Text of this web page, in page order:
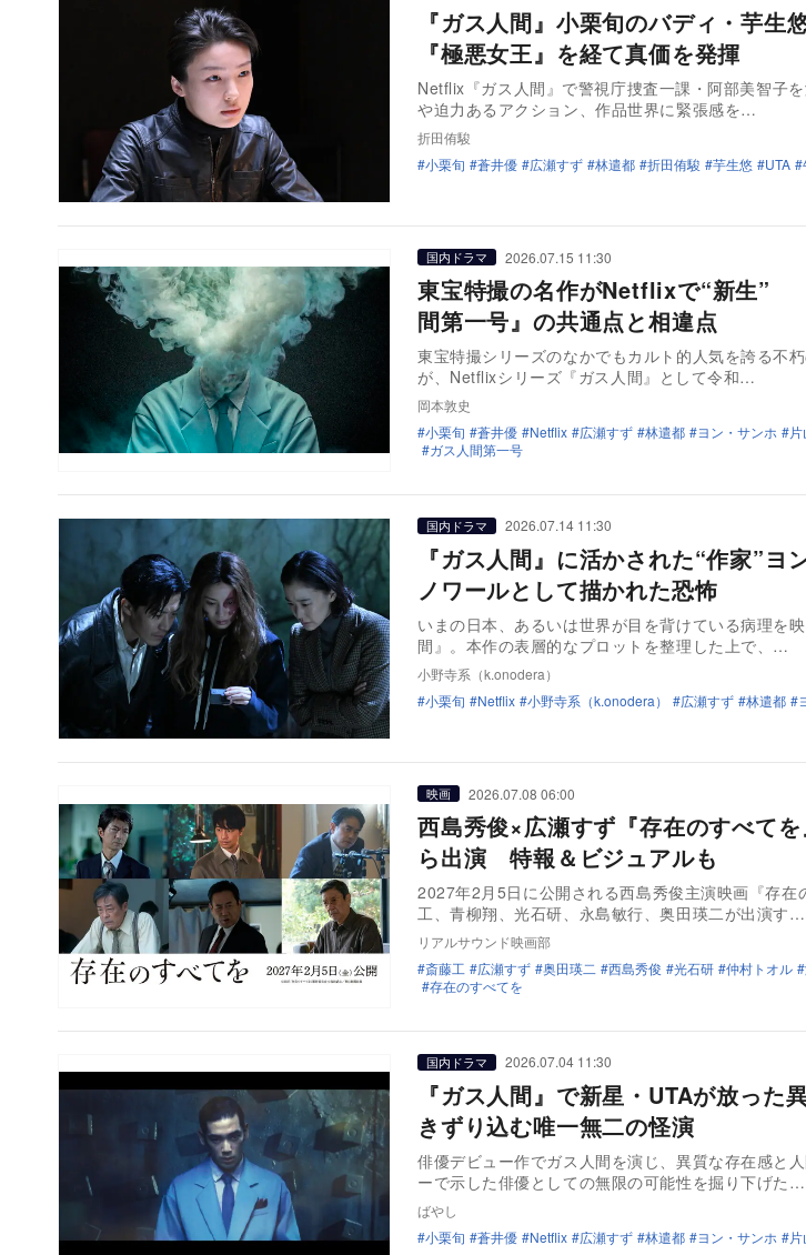
『ガス人間』小栗旬のバディ・芋
『極悪女王』を経て真価を発揮
Netflix『ガス人間』で警視庁捜査一課・阿部美智子
や迫力あるアクション、作品世界に緊張感を…
折田侑駿
小栗旬
蒼井優 広瀬すず 林遣都 折田侑駿 芋生悠 UTA
国内ドラマ 2026.07.15 11:30
東宝特撮の名作がNetflixで“新生”
間第一号』の共通点と相違点
東宝特撮シリーズのなかでもカルト的人気を誇る不
が、Netflixシリーズ『ガス人間』として令和…
岡本敦史
小栗旬
蒼井優 Netflix 広瀬すず 林遣都 ヨン・サンホ
ガス人間第一号
国内ドラマ 2026.07.14 11:30
『ガス人間』に活かされた“作家”
ノワールとして描かれた恐怖
いまの日本、あるいは世界が目を背けている病理を
間』。本作の表層的なプロットを整理した上で、…
小野寺系（k.onodera）
小栗旬
Netflix 小野寺系（k.onodera） 広瀬すず 林遣都
映画 2026.07.08 06:00
西島秀俊×広瀬すず『存在のすべて
ら出演 特報＆ビジュアルも
2027年2月5日に公開される西島秀俊主演映画『存在
工、青柳翔、光石研、永島敏行、奥田瑛二が出演す…
リアルサウンド映画部
斎藤工
広瀬すず 奥田瑛二 西島秀俊 光石研 仲村トオル
存在のすべてを
国内ドラマ 2026.07.04 11:30
『ガス人間』で新星・UTAが放っ
きずり込む唯一無二の怪演
俳優デビュー作でガス人間を演じ、異質な存在感と
ーで示した俳優としての無限の可能性を掘り下げた…
ばやし
小栗旬
蒼井優 Netflix 広瀬すず 林遣都 ヨン・サンホ